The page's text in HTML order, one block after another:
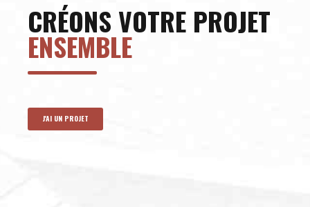
CRÉONS VOTRE PROJET
ENSEMBLE
J'AI UN PROJET